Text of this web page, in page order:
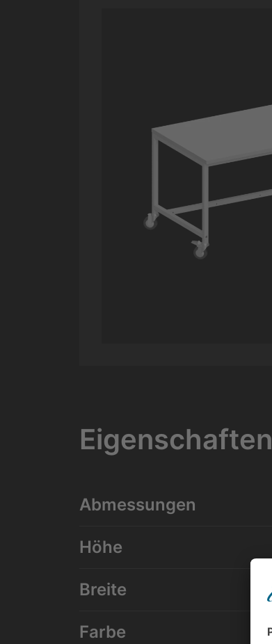
Eigenschaften
Abmessungen
Höhe
Breite
Farbe